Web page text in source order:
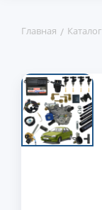
Главная Каталог